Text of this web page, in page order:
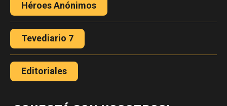
Héroes Anónimos
Tevediario 7
Editoriales